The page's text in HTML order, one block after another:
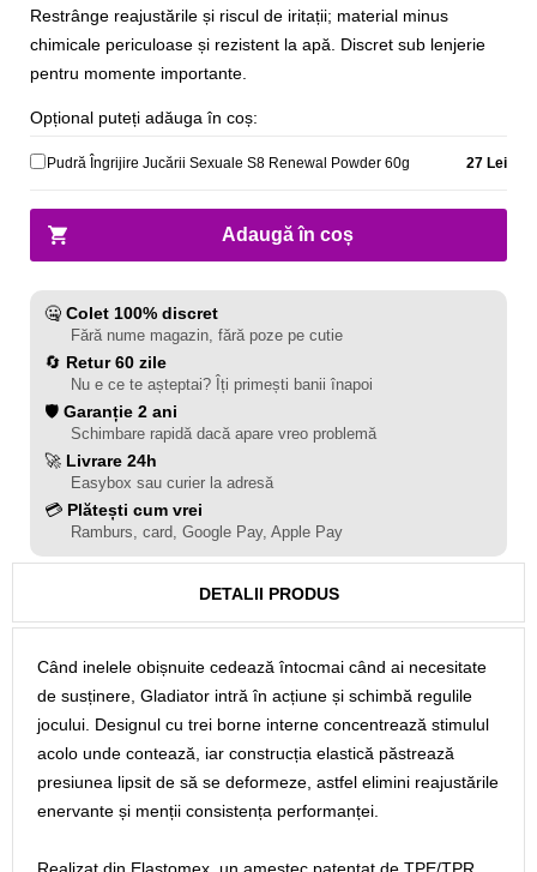
Restrânge reajustările și riscul de iritații; material minus
chimicale periculoase și rezistent la apă. Discret sub lenjerie
pentru momente importante.
Opțional puteți adăuga în coș:
Pudră Îngrijire Jucării Sexuale S8 Renewal Powder 60g 27 Lei
Adaugă în coș
🤐 Colet 100% discret
Fără nume magazin, fără poze pe cutie
🔄 Retur 60 zile
Nu e ce te așteptai? Îți primești banii înapoi
🛡️ Garanție 2 ani
Schimbare rapidă dacă apare vreo problemă
🚀 Livrare 24h
Easybox sau curier la adresă
💳 Plătești cum vrei
Ramburs, card, Google Pay, Apple Pay
DETALII PRODUS
Când inelele obișnuite cedează întocmai când ai necesitate
de susținere, Gladiator intră în acțiune și schimbă regulile
jocului. Designul cu trei borne interne concentrează stimulul
acolo unde contează, iar construcția elastică păstrează
presiunea lipsit de să se deformeze, astfel elimini reajustările
enervante și menții consistența performanței.